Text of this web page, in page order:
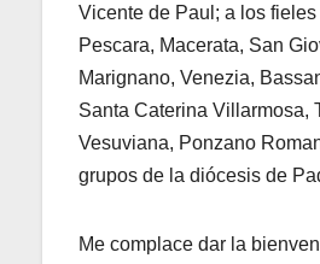
Vicente de Paul; a los fieles
Pescara, Macerata, San
Marignano, Venezia,
Santa Caterina Villarmosa,
Vesuviana, Ponzano
grupos de la diócesis de
Me complace dar la